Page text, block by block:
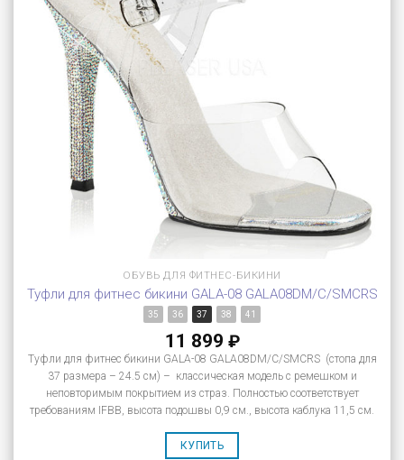
ОБУВЬ ДЛЯ ФИТНЕС-БИКИНИ
Туфли для фитнес бикини GALA-08 GALA08DM/C/SMCRS
35 36 37 38 41
11 899 ₽
Туфли для фитнес бикини GALA-08 GALA08DM/C/SMCRS (стопа для
37 размера – 24.5 см) – классическая модель с ремешком и
неповторимым покрытием из страз. Полностью соответствует
требованиям IFBB, высота подошвы 0,9 см., высота каблука 11,5 см.
КУПИТЬ